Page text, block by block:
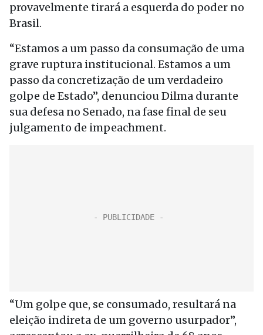
provavelmente tirará a esquerda do poder no
Brasil.
“Estamos a um passo da consumação de uma
grave ruptura institucional. Estamos a um
passo da concretização de um verdadeiro
golpe de Estado”, denunciou Dilma durante
sua defesa no Senado, na fase final de seu
julgamento de impeachment.
“Um golpe que, se consumado, resultará na
eleição indireta de um governo usurpador”,